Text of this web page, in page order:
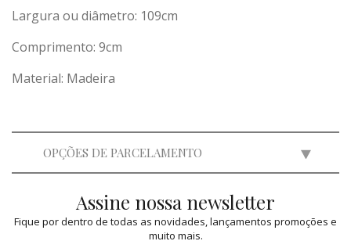
Largura ou diâmetro: 109cm
Comprimento: 9cm
Material: Madeira
OPÇÕES DE PARCELAMENTO
deR$ 2.999,50=R$ 5.999,00
3x deR$ 1.999,47 =R$ 5.998,41
Assine nossa newsletter
Fique por dentro de todas as novidades, lançamentos promoções e
muito mais.